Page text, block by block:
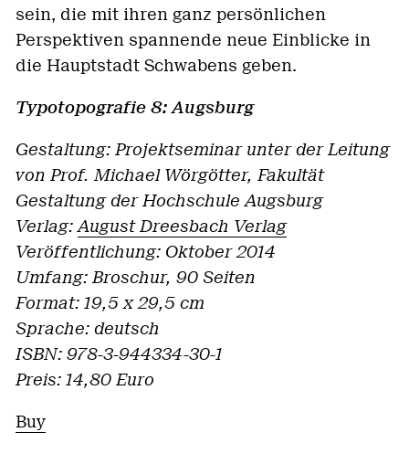
sein, die mit ihren ganz persönlichen
Perspektiven spannende neue Einblicke in
die Hauptstadt Schwabens geben.
Typotopografie 8: Augsburg
Gestaltung: Projektseminar unter der Leitung
von Prof. Michael Wörgötter, Fakultät
Gestaltung der Hochschule Augsburg
Verlag:August Dreesbach Verlag
Veröffentlichung: Oktober 2014
Umfang: Broschur, 90 Seiten
Format: 19,5 x 29,5 cm
Sprache: deutsch
ISBN: 978-3-944334-30-1
Preis: 14,80 Euro
Buy